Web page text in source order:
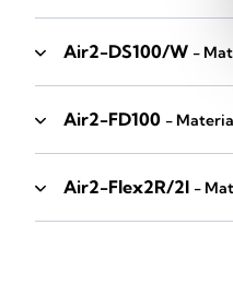
Air2-DS100/W -
Air2-FD100 -
Air2-Flex2R/2I -